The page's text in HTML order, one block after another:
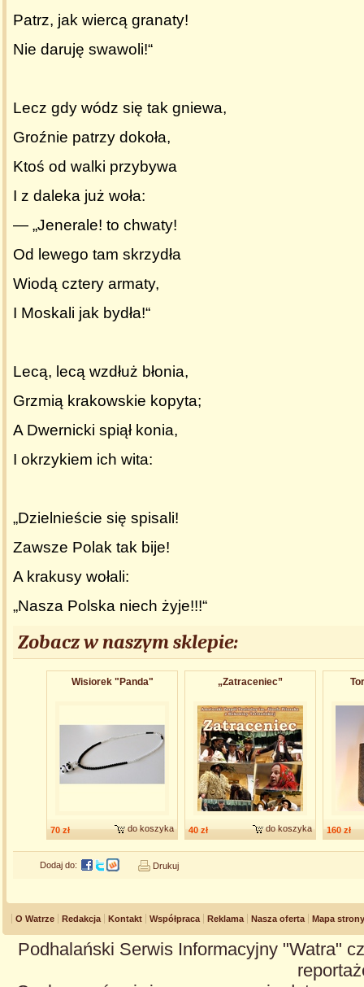
Patrz, jak wiercą granaty!
Nie daruję swawoli!“
Lecz gdy wódz się tak gniewa,
Groźnie patrzy dokoła,
Ktoś od walki przybywa
I z daleka już woła:
— „Jenerale! to chwaty!
Od lewego tam skrzydła
Wiodą cztery armaty,
I Moskali jak bydła!“
Lecą, lecą wzdłuż błonia,
Grzmią krakowskie kopyta;
A Dwernicki spiął konia,
I okrzykiem ich wita:
„Dzielnieście się spisali!
Zawsze Polak tak bije!
A krakusy wołali:
„Nasza Polska niech żyje!!!“
Zobacz w naszym sklepie:
Wisiorek "Panda"
70 zł do koszyka
„Zatraceniec”
40 zł do koszyka 160 zł
Dodaj do: Drukuj
O Watrze Redakcja Kontakt Współpraca Reklama Nasza oferta Mapa strony
Podhalański Serwis Informacyjny "Watra"